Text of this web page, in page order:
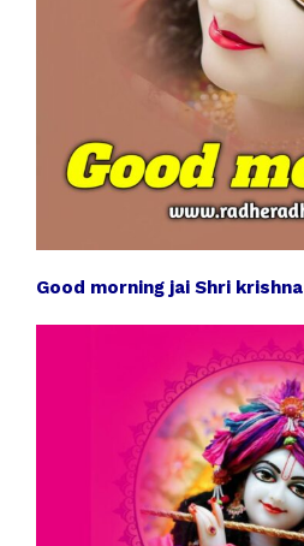
Good morning jai Shri krishna